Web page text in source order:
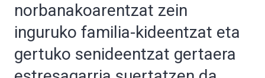
norbanakoarentzat zein
inguruko familia-kideentzat eta
gertuko senideentzat gertaera